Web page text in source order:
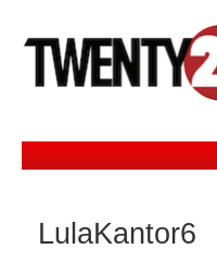
LulaKantor6